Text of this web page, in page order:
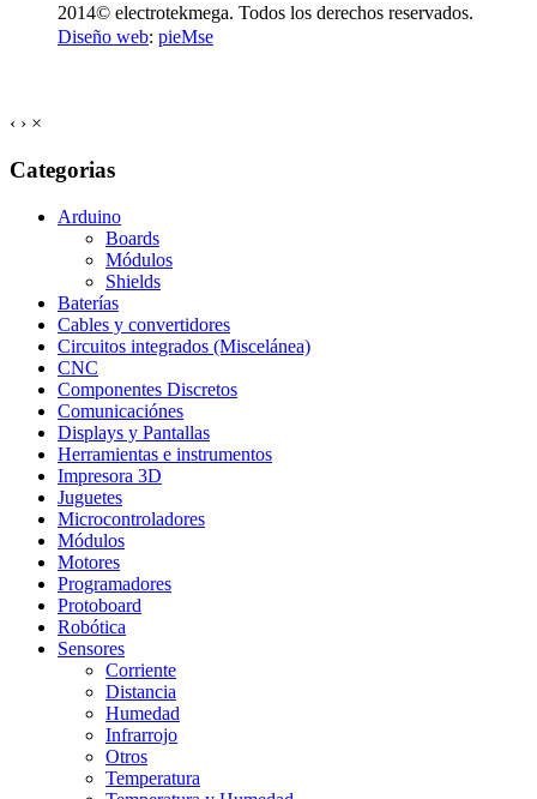
2014© electrotekmega. Todos los derechos reservados.
Diseño web: pieMse
‹ › ×
Categorias
Arduino
Boards
Módulos
Shields
Baterías
Cables y convertidores
Circuitos integrados (Miscelánea)
CNC
Componentes Discretos
Comunicaciónes
Displays y Pantallas
Herramientas e instrumentos
Impresora 3D
Juguetes
Microcontroladores
Módulos
Motores
Programadores
Protoboard
Robótica
Sensores
Corriente
Distancia
Humedad
Infrarrojo
Otros
Temperatura